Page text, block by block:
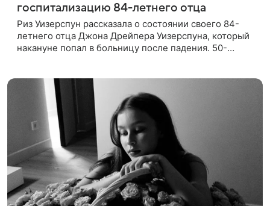
госпитализацию 84-летнего отца
Риз Уизерспун рассказала о состоянии своего 84-
летнего отца Джона Дрейпера Уизерспуна, который
накануне попал в больницу после падения. 50-